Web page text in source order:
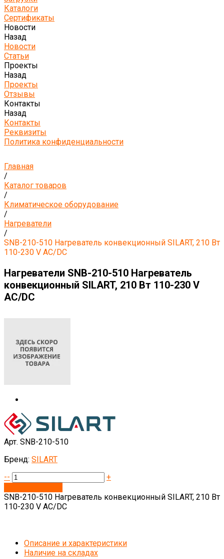
Каталоги
Сертификаты
Новости
Назад
Новости
Статьи
Проекты
Назад
Проекты
Отзывы
Контакты
Назад
Контакты
Реквизиты
Политика конфиденциальности
Главная
/
Каталог товаров
/
Климатическое оборудование
/
Нагреватели
/
SNB-210-510 Нагреватель конвекционный SILART, 210 Вт
110-230 V AC/DC
Нагреватели SNB-210-510 Нагреватель
конвекционный SILART, 210 Вт 110-230 V
AC/DC
Арт. SNB-210-510
Бренд: SILART
--
+
SNB-210-510 Нагреватель конвекционный SILART, 210 Вт
110-230 V AC/DC
Описание и характеристики
Наличие на складах